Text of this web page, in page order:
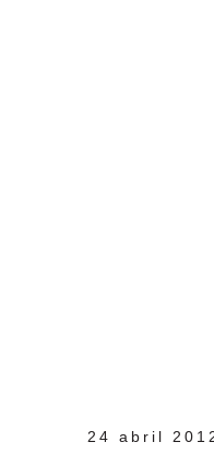
24 abril